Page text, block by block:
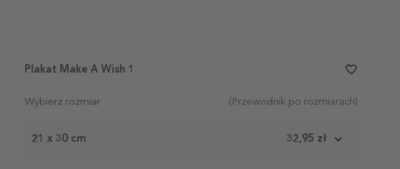
Wybierz rozmiar (Przewodnik po rozmiarach)
21 x 30 cm 32,95 zł
Plakat Make A Wish 1 favorite_border